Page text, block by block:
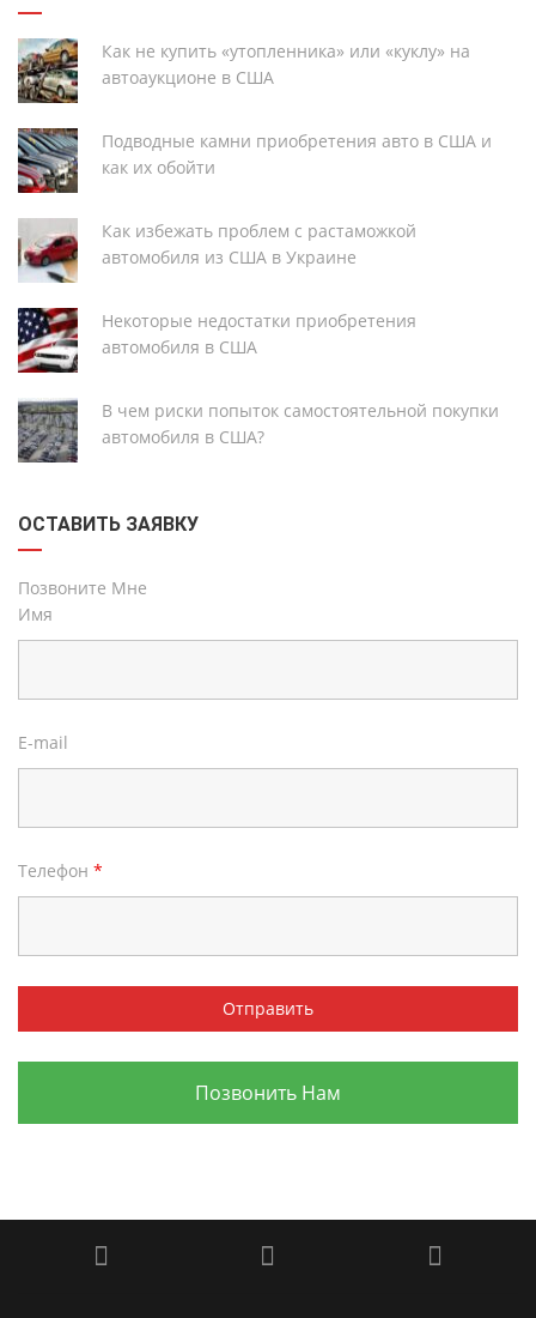
Как не купить «утопленника» или «куклу» на
автоаукционе в США
Подводные камни приобретения авто в США и
как их обойти
Как избежать проблем с растаможкой
автомобиля из США в Украине
Некоторые недостатки приобретения
автомобиля в США
В чем риски попыток самостоятельной покупки
автомобиля в США?
ОСТАВИТЬ ЗАЯВКУ
Позвоните Мне
Имя
E-mail
Телефон *
Позвонить Нам